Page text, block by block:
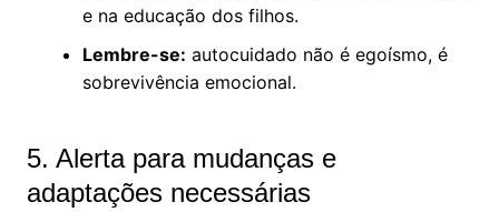
e na educação dos filhos.
Lembre-se: autocuidado não é egoísmo, é
sobrevivência emocional.
5. Alerta para mudanças e
adaptações necessárias